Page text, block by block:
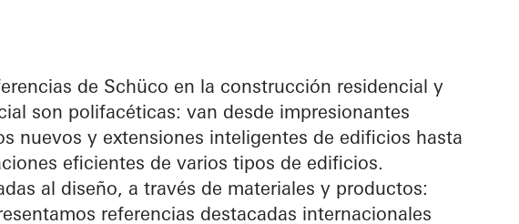
de Schüco en la construcción residencial y
son polifacéticas: van desde impresionantes
nuevos y extensiones inteligentes de edificios hasta
eficientes de varios tipos de edificios.
al diseño, a través de materiales y productos:
referencias destacadas internacionales